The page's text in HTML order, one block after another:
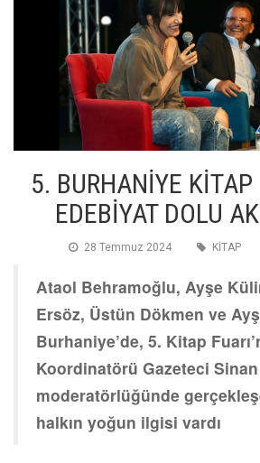
5. BURHANİYE KİTAP
EDEBİYAT DOLU
28 Temmuz 2024 KİTAP
Ataol Behramoğlu, Ayşe
Ersöz, Üstün Dökmen ve
Burhaniye’de, 5. Kitap
Koordinatörü Gazeteci Sinan
moderatörlüğünde
halkın yoğun ilgisi vardı